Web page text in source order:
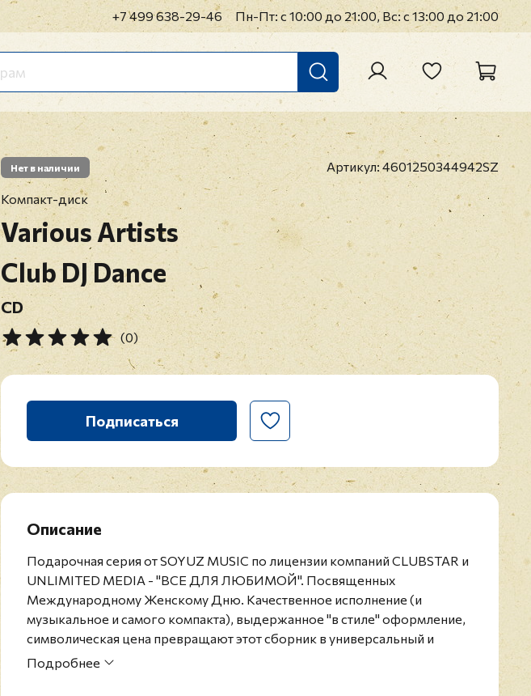
+7 499 638-29-46 Пн-Пт: с 10:00 до 21:00, Вс: с 13:00 до 21:00
Нет в наличии Артикул: 4601250344942SZ
Компакт-диск
Various Artists
Club DJ Dance
CD
(0)
Подписаться
Описание
Подарочная серия от SOYUZ MUSIC по лицензии компаний CLUBSTAR и
UNLIMITED MEDIA - "ВСЕ ДЛЯ ЛЮБИМОЙ". Посвященных
Международному Женскому Дню. Качественное исполнение (и
музыкальное и самого компакта), выдержанное "в стиле" оформление,
символическая цена превращают этот сборник в универсальный и
значимый подарок к праздникам.
Подробнее